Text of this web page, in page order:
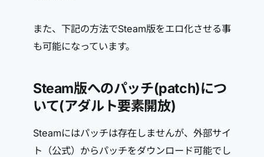
また、下記の方法でSteam版をエロ化させる事
も可能になっています。
Steam版へのパッチ(patch)につ
いて(アダルト要素開放)
Steamにはパッチは存在しませんが、外部サイ
ト（公式）からパッチをダウンロード可能でし